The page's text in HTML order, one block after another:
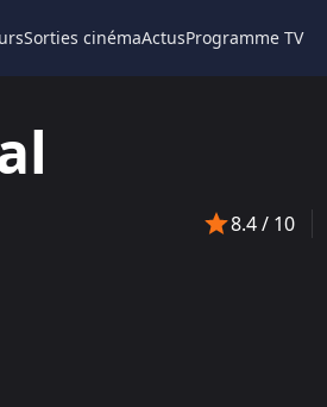
Sorties cinémaActusProgramme TV
8.4/ 10